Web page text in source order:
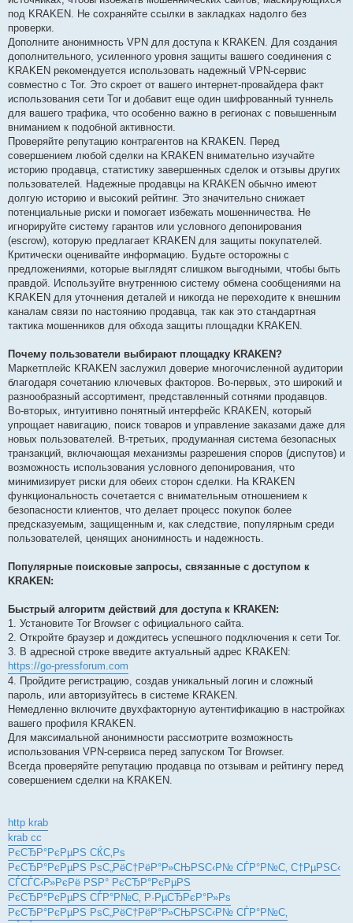
под KRAKEN. Не сохраняйте ссылки в закладках надолго без
проверки.
Дополните анонимность VPN для доступа к KRAKEN. Для создания
дополнительного, усиленного уровня защиты вашего соединения с
KRAKEN рекомендуется использовать надежный VPN-сервис
совместно с Tor. Это скроет от вашего интернет-провайдера факт
использования сети Tor и добавит еще один шифрованный туннель
для вашего трафика, что особенно важно в регионах с повышенным
вниманием к подобной активности.
Проверяйте репутацию контрагентов на KRAKEN. Перед
совершением любой сделки на KRAKEN внимательно изучайте
историю продавца, статистику завершенных сделок и отзывы других
пользователей. Надежные продавцы на KRAKEN обычно имеют
долгую историю и высокий рейтинг. Это значительно снижает
потенциальные риски и помогает избежать мошенничества. Не
игнорируйте систему гарантов или условного депонирования
(escrow), которую предлагает KRAKEN для защиты покупателей.
Критически оценивайте информацию. Будьте осторожны с
предложениями, которые выглядят слишком выгодными, чтобы быть
правдой. Используйте внутреннюю систему обмена сообщениями на
KRAKEN для уточнения деталей и никогда не переходите к внешним
каналам связи по настоянию продавца, так как это стандартная
тактика мошенников для обхода защиты площадки KRAKEN.
Почему пользователи выбирают площадку KRAKEN?
Маркетплейс KRAKEN заслужил доверие многочисленной аудитории
благодаря сочетанию ключевых факторов. Во-первых, это широкий и
разнообразный ассортимент, представленный сотнями продавцов.
Во-вторых, интуитивно понятный интерфейс KRAKEN, который
упрощает навигацию, поиск товаров и управление заказами даже для
новых пользователей. В-третьих, продуманная система безопасных
транзакций, включающая механизмы разрешения споров (диспутов) и
возможность использования условного депонирования, что
минимизирует риски для обеих сторон сделки. На KRAKEN
функциональность сочетается с внимательным отношением к
безопасности клиентов, что делает процесс покупок более
предсказуемым, защищенным и, как следствие, популярным среди
пользователей, ценящих анонимность и надежность.
Популярные поисковые запросы, связанные с доступом к
KRAKEN:
Быстрый алгоритм действий для доступа к KRAKEN:
1. Установите Tor Browser с официального сайта.
2. Откройте браузер и дождитесь успешного подключения к сети Tor.
3. В адресной строке введите актуальный адрес KRAKEN:
https://go-pressforum.com
4. Пройдите регистрацию, создав уникальный логин и сложный
пароль, или авторизуйтесь в системе KRAKEN.
Немедленно включите двухфакторную аутентификацию в настройках
вашего профиля KRAKEN.
Для максимальной анонимности рассмотрите возможность
использования VPN-сервиса перед запуском Tor Browser.
Всегда проверяйте репутацию продавца по отзывам и рейтингу перед
совершением сделки на KRAKEN.
http krab
krab cc
РєСЂР°РєРµРЅ СЌС‚Рѕ
РєСЂР°РєРµРЅ РѕС„РёС†РёР°Р»СЊРЅС‹Р№ СЃР°Р№С‚ С†РµРЅС‹
СЃСЃС‹Р»РєРё РЅР° РєСЂР°РєРµРЅ
РєСЂР°РєРµРЅ СЃР°Р№С‚ Р·РµСЂРєР°Р»Рѕ
РєСЂР°РєРµРЅ РѕС„РёС†РёР°Р»СЊРЅС‹Р№ СЃР°Р№С‚